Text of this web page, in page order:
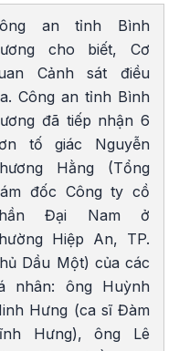
an tỉnh Bình
cho biết, Cơ
Cảnh sát điều
Công an tỉnh Bình
đã tiếp nhận 6
tố giác Nguyễn
Hằng (Tổng
đốc Công ty cồ
Đại Nam ở
Hiệp An, TP.
Dầu Một) của các
nhân: ông Huỳnh
Hưng (ca sĩ Đàm
Hưng), ông Lê